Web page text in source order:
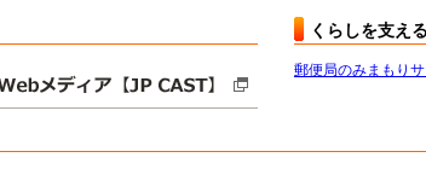
くらしを支え
郵便局のみまもり